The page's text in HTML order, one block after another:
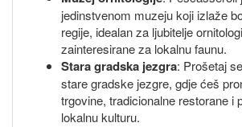
jedinstvenom muzeju koji izlaže
regije, idealan za ljubitelje
zainteresirane za lokalnu faunu.
Stara gradska jezgra: Prošetaj
stare gradske jezgre, gdje ćeš
trgovine, tradicionalne restorane i
lokalnu kulturu.